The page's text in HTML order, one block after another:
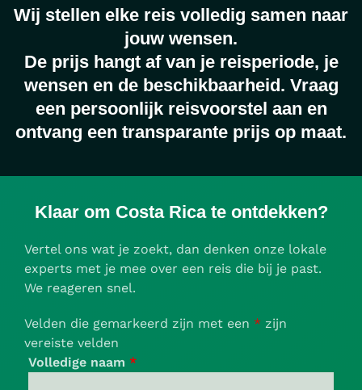
Inbegrepen: Autoverhuur
Inbegrepen: Excursies
Wij stellen elke reis volledig samen naar
jouw wensen.
De prijs hangt af van je reisperiode, je
wensen en de beschikbaarheid. Vraag
een persoonlijk reisvoorstel aan en
ontvang een transparante prijs op maat.
Klaar om Costa Rica te ontdekken?
Vertel ons wat je zoekt, dan denken onze lokale
experts met je mee over een reis die bij je past.
We reageren snel.
Velden die gemarkeerd zijn met een * zijn
vereiste velden
Volledige naam *